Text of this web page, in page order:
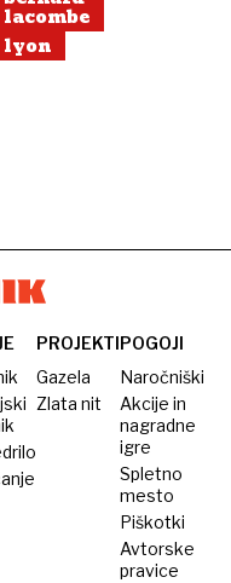
lacombe
lyon
PROJEKTI
Gazela
Zlata nit
POGOJI
Naročniški
Akcije in
nagradne
igre
Spletno
mesto
Piškotki
Avtorske
pravice